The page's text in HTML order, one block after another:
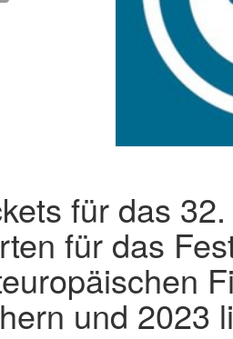
für das
für das
und 2023